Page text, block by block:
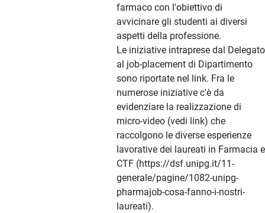
farmaco con l'obiettivo di
avvicinare gli studenti ai diversi
aspetti della professione.
Le iniziative intraprese dal Delegato
al job-placement di Dipartimento
sono riportate nel link. Fra le
numerose iniziative c'è da
evidenziare la realizzazione di
micro-video (vedi link) che
raccolgono le diverse esperienze
lavorative dei laureati in Farmacia e
CTF (https://dsf.unipg.it/11-
generale/pagine/1082-unipg-
pharmajob-cosa-fanno-i-nostri-
laureati).